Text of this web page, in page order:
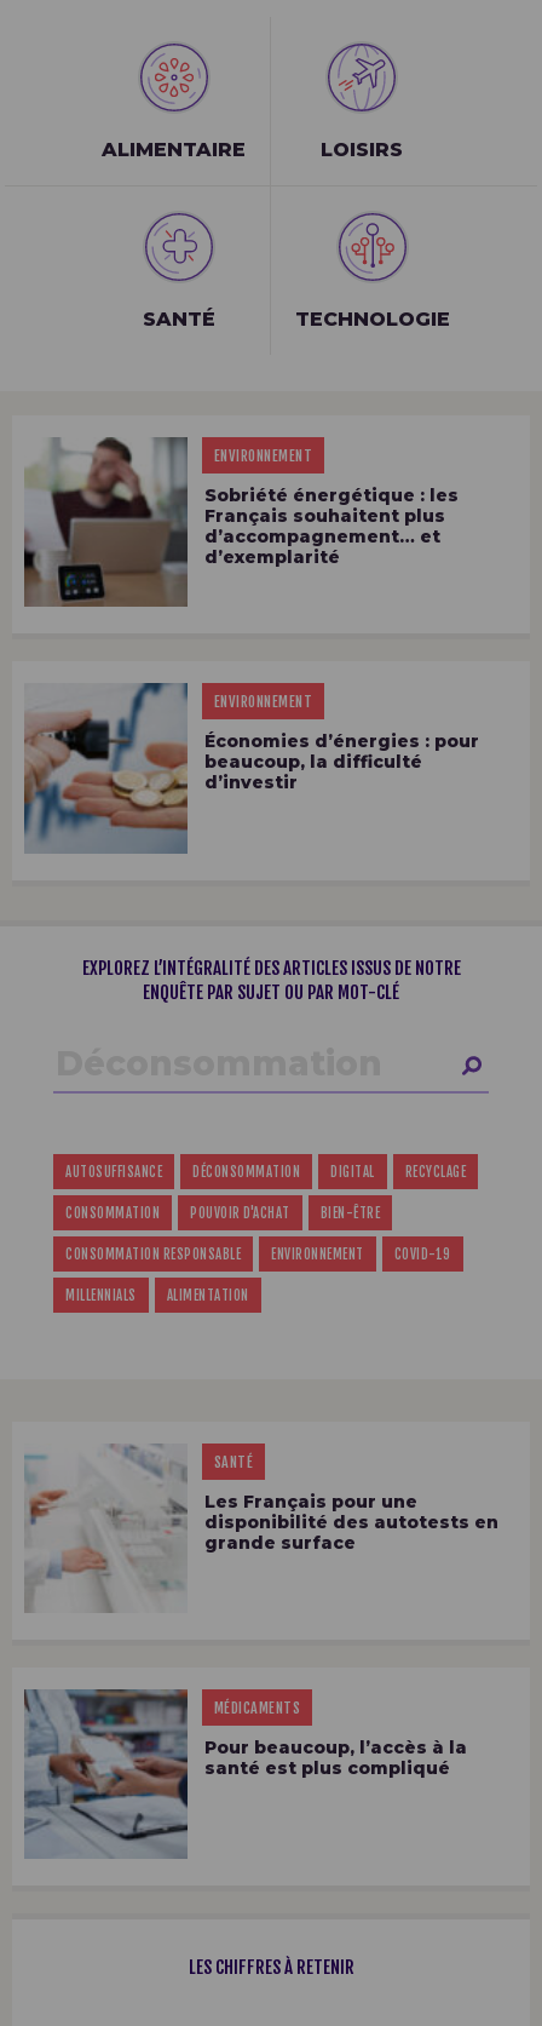
ALIMENTAIRE LOISIRS
SANTÉ TECHNOLOGIE
ENVIRONNEMENT
Sobriété énergétique : les
Français souhaitent plus
d’accompagnement… et
d’exemplarité
ENVIRONNEMENT
Économies d’énergies : pour
beaucoup, la difficulté
d’investir
EXPLOREZ L’INTÉGRALITÉ DES ARTICLES ISSUS DE NOTRE
ENQUÊTE PAR SUJET OU PAR MOT-CLÉ
AUTOSUFFISANCE DÉCONSOMMATION DIGITAL RECYCLAGE
CONSOMMATION POUVOIR D'ACHAT BIEN-ÊTRE
CONSOMMATION RESPONSABLE ENVIRONNEMENT COVID-19
MILLENNIALS ALIMENTATION
SANTÉ
Les Français pour une
disponibilité des autotests en
grande surface
MÉDICAMENTS
Pour beaucoup, l’accès à la
santé est plus compliqué
LES CHIFFRES À RETENIR